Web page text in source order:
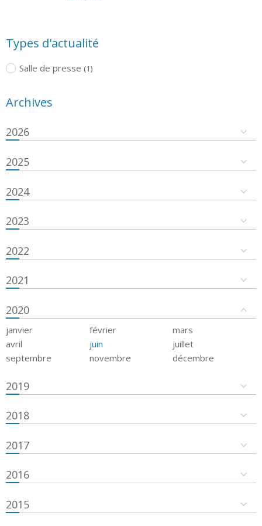
Types d'actualité
Salle de presse (1)
Archives
2026
2025
2024
2023
2022
2021
2020
janvier février
mars
avril
juin
juillet
septembre
novembre décembre
2019
2018
2017
2016
2015